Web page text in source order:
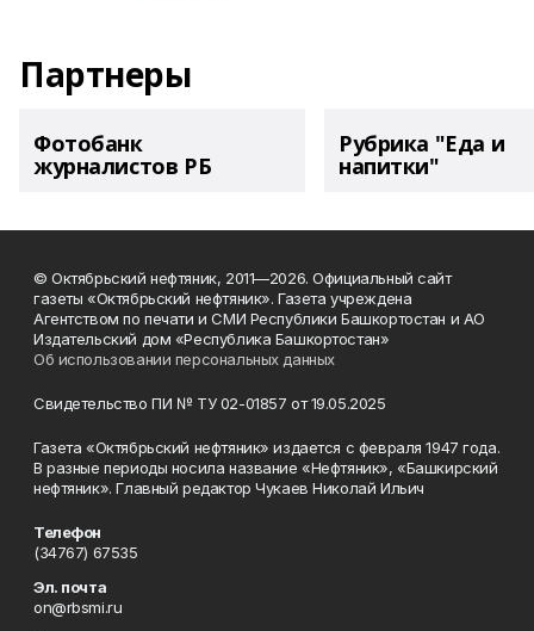
Партнеры
Фотобанк
журналистов РБ
Рубрика "Еда и
напитки"
© Октябрьский нефтяник, 2011—2026. Официальный сайт
газеты «Октябрьский нефтяник». Газета учреждена
Агентством по печати и СМИ Республики Башкортостан и АО
Издательский дом «Республика Башкортостан»
Об использовании персональных данных
Свидетельство ПИ № ТУ 02-01857 от 19.05.2025
Газета «Октябрьский нефтяник» издается с февраля 1947 года.
В разные периоды носила название «Нефтяник», «Башкирский
нефтяник». Главный редактор Чукаев Николай Ильич
Телефон
(34767) 67535
Эл. почта
on@rbsmi.ru